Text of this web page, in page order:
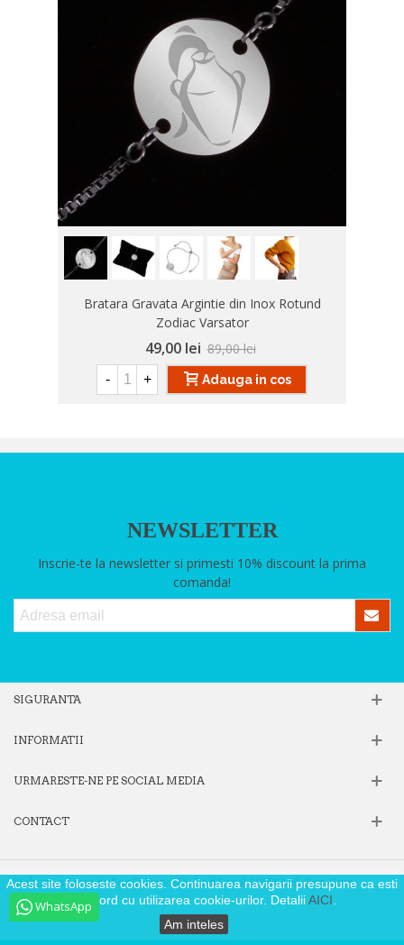
WhatsApp
Bratara Gravata Argintie din Inox Rotund
Zodiac Varsator
49,00 lei 89,00 lei
- + Adauga in cos
NEWSLETTER
Inscrie-te la newsletter si primesti 10% discount la prima
comanda!
SIGURANTA
INFORMATII
URMARESTE-NE PE SOCIAL MEDIA
CONTACT
Acest site foloseste cookies. Continuarea navigarii presupune ca esti
de acord cu utilizarea cookie-urilor. DetaliiAICI
Am inteles
Website operat de Fox Society SRL, Cod Fiscal 39605806, Reg. Com.
J40/9871/2018